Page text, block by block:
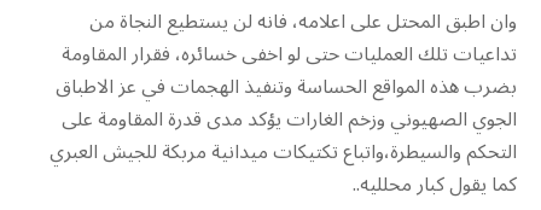
وان اطبق المحتل على اعلامه، فانه لن يستطيع النجاة من
تداعيات تلك العمليات حتى لو اخفى خسائره، فقرار المقاومة
بضرب هذه المواقع الحساسة وتنفيذ الهجمات في عز الاطباق
الجوي الصهيوني وزخم الغارات يؤكد مدى قدرة المقاومة على
التحكم والسيطرة،واتباع تكتيكات ميدانية مربكة للجيش العبري
كما يقول كبار محلليه..